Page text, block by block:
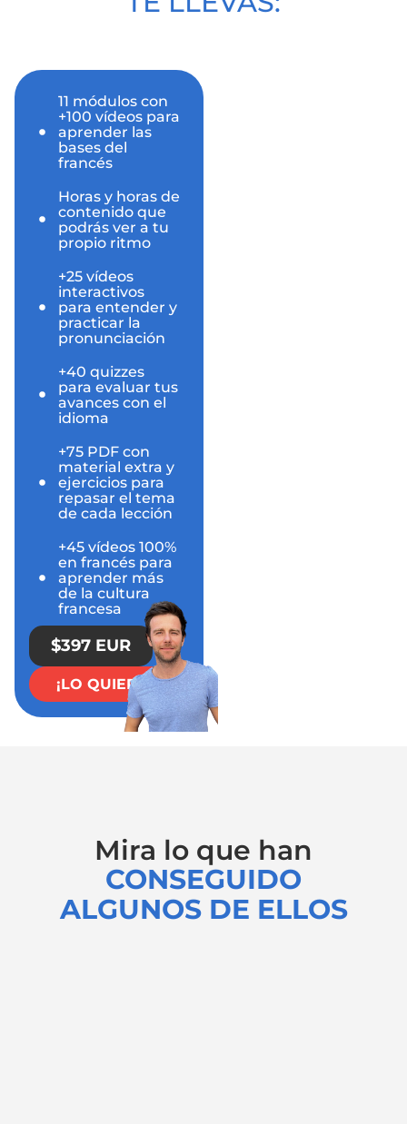
11 módulos con
+100 vídeos para
aprender las
bases del
francés
Horas y horas de
contenido que
podrás ver a tu
propio ritmo
+25 vídeos
interactivos
para entender y
practicar la
pronunciación
+40 quizzes
para evaluar tus
avances con el
idioma
+75 PDF con
material extra y
ejercicios para
repasar el tema
de cada lección
+45 vídeos 100%
en francés para
aprender más
de la cultura
francesa
$397 EUR
¡LO QUIERO!
Mira lo que han
CONSEGUIDO
ALGUNOS DE ELLOS